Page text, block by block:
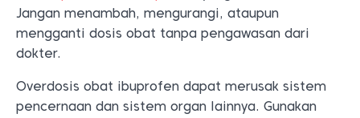
Jangan menambah, mengurangi, ataupun
mengganti dosis obat tanpa pengawasan dari
dokter.
Overdosis obat ibuprofen dapat merusak sistem
pencernaan dan sistem organ lainnya. Gunakan